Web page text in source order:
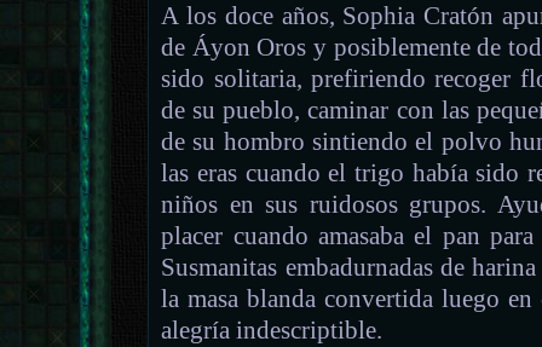
A los doce años, Sophia Cratón
de Áyon Oros y posiblemente de
sido solitaria, prefiriendo recoger
de su pueblo, caminar con las
de su hombro sintiendo el polvo
las eras cuando el trigo había sido
niños en sus ruidosos grupos.
placer cuando amasaba el pan
Susmanitas embadurnadas de
la masa blanda convertida luego
alegría indescriptible.